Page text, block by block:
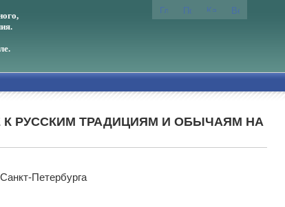
РУССКИМ ТРАДИЦИЯМ И ОБЫЧАЯМ НА
Петербурга